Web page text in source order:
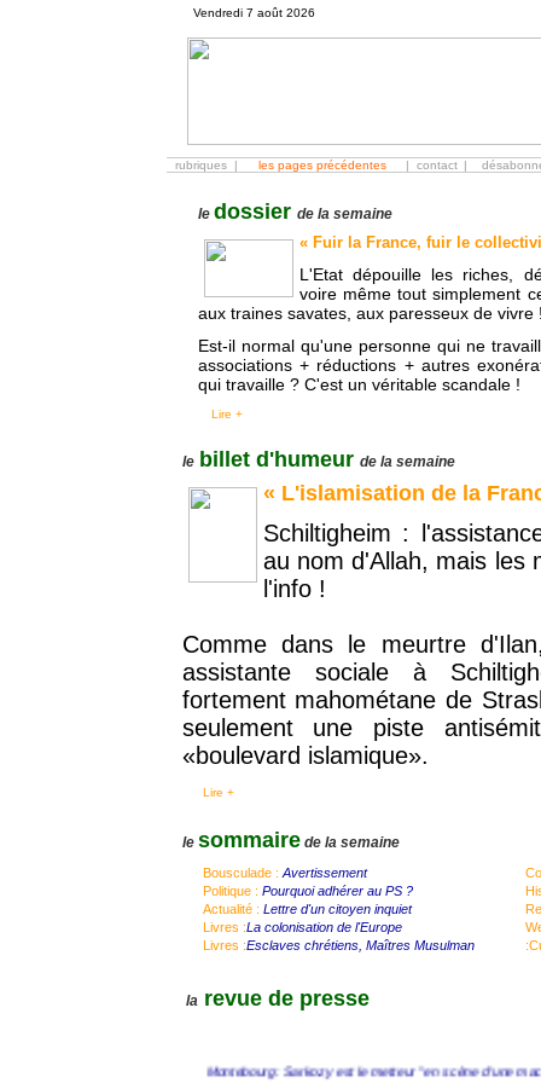
Vendredi 7 août 2026
rubriques | les pages précédentes | contact |
le dossier de la semaine
« Fuir la France, fuir le
L'Etat dépouille les riches,
voire même tout simplement
aux traines savates, aux paresseux de vivre
Est-il normal qu'une personne qui ne
associations + réductions + autres
qui travaille ? C'est un véritable scandale !
Lire +
le billet d'humeur de la semaine
« L'islamisation de la
Schiltigheim :
au nom d'Allah, mais les
l'info !
Comme dans le meurtre
assistante sociale à
fortement mahométane de
seulement une piste
«boulevard islamique».
Lire +
le sommaire de la semaine
Bousculade : Avertissement
Politique : Pourquoi adhérer au PS ?
Actualité : Lettre d'un citoyen inquiet
Livres :La colonisation de l'Europe
Livres :Esclaves chrétiens, Maîtres Musulman
la revue de presse
Montebourg: Sarkozy est le metteur "en scène d'une